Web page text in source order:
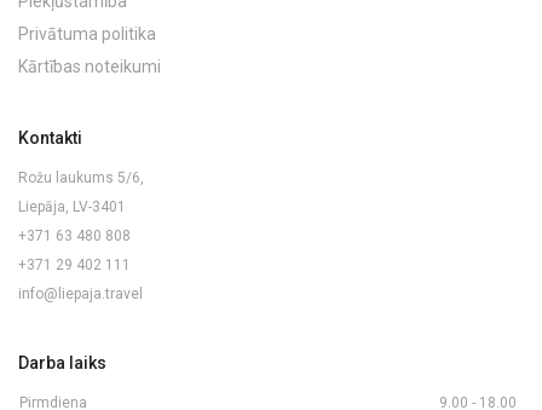
Privātuma politika
Kārtības noteikumi
Kontakti
Rožu laukums 5/6,
Liepāja, LV-3401
+371 63 480 808
+371 29 402 111
info@liepaja.travel
Darba laiks
Pirmdiena 9.00 - 18.00